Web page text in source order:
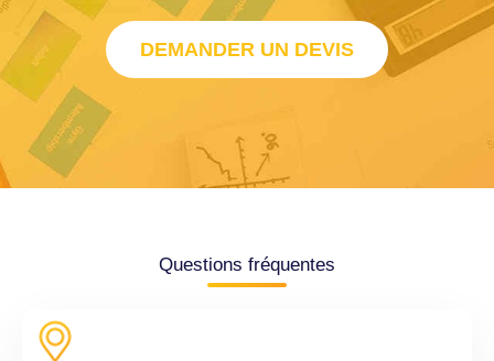
DEMANDER UN DEVIS
Questions fréquentes